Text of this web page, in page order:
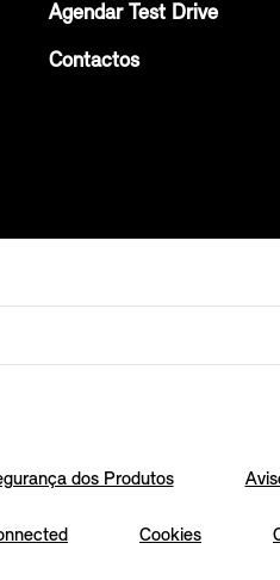
Agendar Test Drive
Contactos
dos Produtos
Cookies